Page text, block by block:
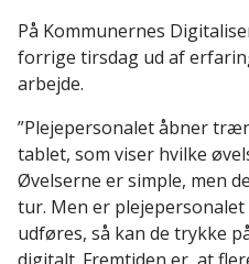
På Kommunernes
forrige tirsdag ud af
arbejde.
”Plejepersonalet åbner
tablet, som viser hvilke
Øvelserne er simple, men
tur. Men er
udføres, så kan de trykke